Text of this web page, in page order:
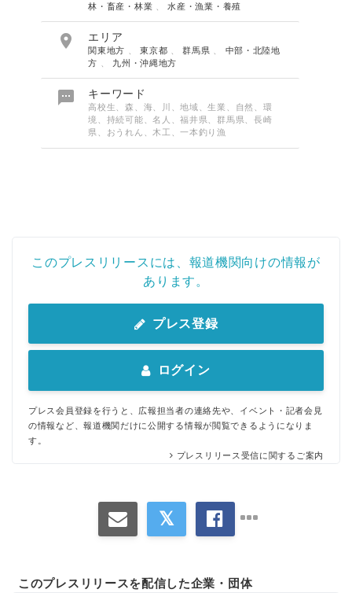
林・畜産・林業
、水産・漁業・養殖
 エリア
関東地方 、東京都 、群馬県
中部・北陸地
方
九州・沖縄地方
 キーワード
高校生、森、海、川、地域、生業、自然、環
境、持続可能、名人、福井県、群馬県、長崎
県、おうれん、木工、一本釣り漁
このプレスリリースには、報道機関向けの情報が
あります。
プレス登録
ログイン
プレス会員登録を行うと、広報担当者の連絡先や、イベント・記者会見
の情報など、報道機関だけに公開する情報が閲覧できるようになりま
す。
プレスリリース受信に関するご案内
このプレスリリースを配信した企業・団体